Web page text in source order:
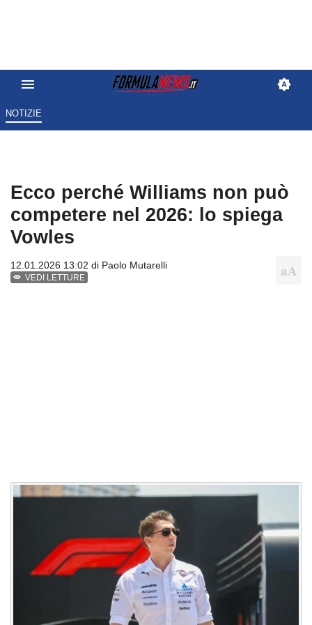
NOTIZIE
Ecco perché Williams non può
competere nel 2026: lo spiega
Vowles
12.01.2026 13:02 di Paolo Mutarelli
VEDI LETTURE